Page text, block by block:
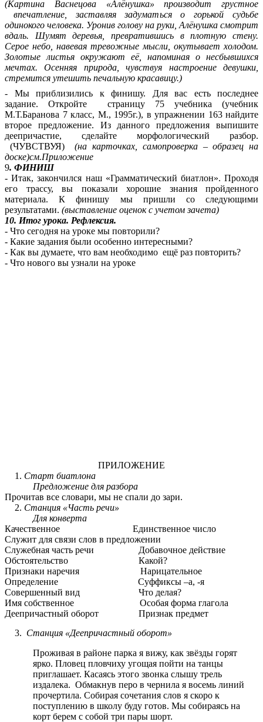
(Картина Васнецова «Алёнушка» производит грустное
впечатление, заставляя задуматься о горькой судьбе
одинокого человека. Уронив голову на руки, Алёнушка смотрит
вдаль. Шумят деревья, превратившись в плотную стену.
Серое небо, навевая тревожные мысли, окутывает холодом.
Золотые листья окружают её, напоминая о несбывшихся
мечтах. Осенняя природа, чувствуя настроение девушки,
стремится утешить печальную красавицу.)
- Мы приблизились к финишу. Для вас есть последнее
задание. Откройте страницу 75 учебника (учебник
М.Т.Баранова 7 класс, М., 1995г.), в упражнении 163 найдите
второе предложение. Из данного предложения выпишите
деепричастие, сделайте морфологический разбор.
(ЧУВСТВУЯ)(на карточках, самопроверка – образец на
доске)см.Приложение
9. ФИНИШ
- Итак, закончился наш «Грамматический биатлон». Проходя
его трассу, вы показали хорошие знания пройденного
материала. К финишу мы пришли со следующими
результатами. (выставление оценок с учетом зачета)
10. Итог урока. Рефлексия.
- Что сегодня на уроке мы повторили?
- Какие задания были особенно интересными?
- Как вы думаете, что вам необходимо ещё раз повторить?
- Что нового вы узнали на уроке
ПРИЛОЖЕНИЕ
Старт биатлона
Предложение для разбора
Прочитав все словари, мы не спали до зари.
Станция «Часть речи»
Для конверта
Качественное Единственное число
Служит для связи слов в предложении
Служебная часть речи Добавочное действие
Обстоятельство Какой?
Признаки наречия Нарицательное
Определение Суффиксы –а, -я
Совершенный вид Что делая?
Имя собственное Особая форма глагола
Деепричастный оборот Признак предмет
Станция «Деепричастный оборот»
Проживая в районе парка я вижу, как звёзды горят
ярко. Пловец пловчиху угощая пойти на танцы
приглашает. Касаясь этого звонка слышу трель
издалека. Обмакнув перо в чернила я восемь линий
прочертила. Собирая сочетания слов я скоро к
поступлению в школу буду готов. Мы собираясь на
корт берем с собой три пары шорт.